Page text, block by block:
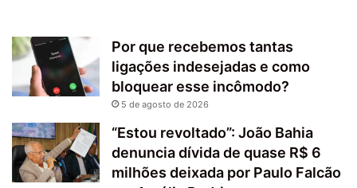
Por que recebemos tantas
ligações indesejadas e como
bloquear esse incômodo?
5 de agosto de 2026
“Estou revoltado”: João Bahia
denuncia dívida de quase R$ 6
milhões deixada por Paulo Falcão